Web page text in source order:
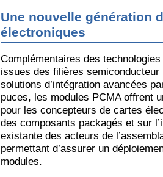
Une nouvelle génération
électroniques
Complémentaires des
issues des filières
solutions d’intégration avancées
puces, les modules PCMA offrent
pour les concepteurs de cartes
des composants packagés et sur
existante des acteurs de
permettant d’assurer un
modules.